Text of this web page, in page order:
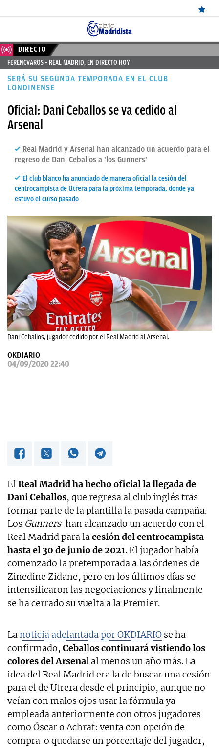
ÚLTIMAS
NOTICIAS
REAL
MADRID
BALONCESTO
FICHAJES
DIRECTO
FEMENINO
PAPARAZZI
OKDIARIO
DIRECTO
FERENCVAROS – REAL MADRID, EN DIRECTO HOY
SERÁ SU SEGUNDA TEMPORADA EN EL CLUB
LONDINENSE
Oficial: Dani Ceballos se va cedido al
Arsenal
Real Madrid y Arsenal han alcanzado un acuerdo para el
regreso de Dani Ceballos a 'los Gunners'
El club blanco ha anunciado de manera oficial la cesión del
centrocampista de Utrera para la próxima temporada, donde ya
estuvo el curso pasado
Dani Ceballos, jugador cedido por el Real Madrid al Arsenal.
OKDIARIO
04/09/2020 22:40
ElReal Madrid ha hecho oficial la llegada de
Dani Ceballos, que regresa al club inglés tras
formar parte de la plantilla la pasada campaña.
Los Gunners han alcanzado un acuerdo con el
Real Madrid para lacesión del centrocampista
hasta el 30 de junio de 2021. El jugador había
comenzado la pretemporada a las órdenes de
Zinedine Zidane, pero en los últimos días se
intensificaron las negociaciones y finalmente
se ha cerrado su vuelta a la Premier.
Lanoticia adelantada por OKDIARIO se ha
confirmado, Ceballos continuará vistiendo los
colores del Arsenal al menos un año más. La
idea del Real Madrid era la de buscar una cesión
para el de Utrera desde el principio, aunque no
veían con malos ojos usar la fórmula ya
empleada anteriormente con otros jugadores
como Óscar o Achraf: venta con opción de
compra o quedarse un porcentaje del jugador,